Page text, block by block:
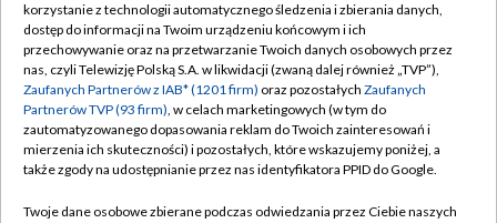
TVP
Abonament TVP
Sklep TVP
Biuro Reklamy
Oferta Handlowa
Regulamin TVP
Polityka prywatności
Moje zgody
Biuro reklamy
korzystanie z technologii automatycznego śledzenia i zbierania danych,
dostęp do informacji na Twoim urządzeniu końcowym i ich
przechowywanie oraz na przetwarzanie Twoich danych osobowych przez
nas, czyli Telewizję Polską S.A. w likwidacji (zwaną dalej również „TVP”),
Zaufanych Partnerów z IAB* (1201 firm) oraz pozostałych Zaufanych
Partnerów TVP (93 firm), w celach marketingowych (w tym do
zautomatyzowanego dopasowania reklam do Twoich zainteresowań i
mierzenia ich skuteczności) i pozostałych, które wskazujemy poniżej, a
także zgody na udostępnianie przez nas identyfikatora PPID do Google.
Twoje dane osobowe zbierane podczas odwiedzania przez Ciebie naszych